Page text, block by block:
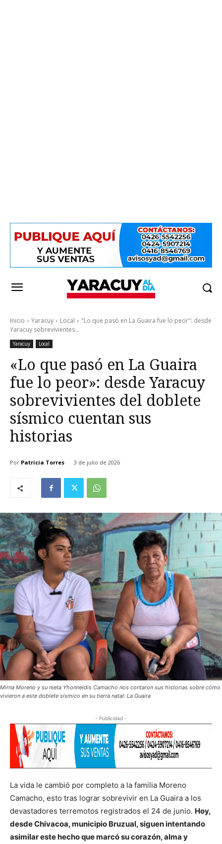
Inicio Yaracuy Local
"Lo que pasó en La Guaira fue lo peor": desde
Yaracuy sobrevivientes...
Yaracuy Local
«Lo que pasó en La Guaira
fue lo peor»: desde Yaracuy
sobrevivientes del doblete
sísmico cuentan sus
historias
Por Patricia Torres 3 de julio de 2026
Mirna Moreno y su nieta Yhonneidis Camacho nos contaron sus historias sobre cómo
vivieron a este doblete sísmico en su tierra natal: La Guaira
- Publicidad -
La vida le cambió por completo a la familia Moreno
Camacho, esto tras lograr sobrevivir en La Guaira a los
devastadores terremotos registrados el 24 de junio. Hoy,
desde Chivacoa, municipio Bruzual, siguen intentando
asimilar este hecho que marcó su corazón, alma y